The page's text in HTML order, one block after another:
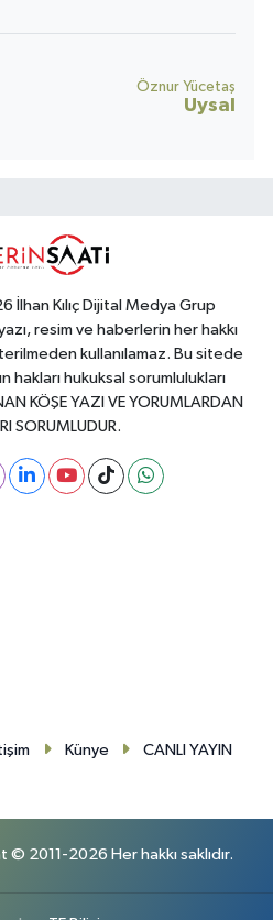
Öznur Yücetaş
Uysal
Kılıç Dijital Medya Grup
resim ve haberlerin her hakkı
kullanılamaz. Bu sitede
hakları hukuksal sorumlulukları
KÖŞE YAZI VE YORUMLARDAN
SORUMLUDUR.
Künye CANLI YAYIN
© 2011-2026 Her hakkı saklıdır.